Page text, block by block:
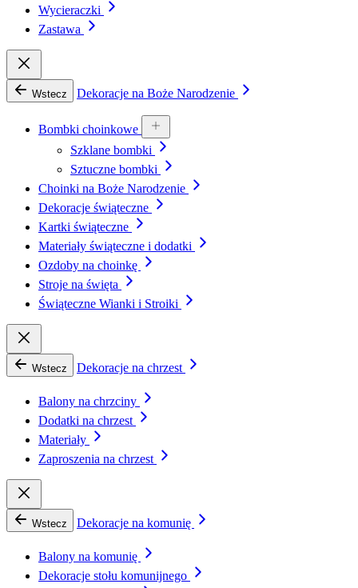
Wycieraczki
Zastawa
Wstecz Dekoracje na Boże Narodzenie
Bombki choinkowe
Szklane bombki
Sztuczne bombki
Choinki na Boże Narodzenie
Dekoracje świąteczne
Kartki świąteczne
Materiały świąteczne i dodatki
Ozdoby na choinkę
Stroje na święta
Świąteczne Wianki i Stroiki
Wstecz Dekoracje na chrzest
Balony na chrzciny
Dodatki na chrzest
Materiały
Zaproszenia na chrzest
Wstecz Dekoracje na komunię
Balony na komunię
Dekoracje stołu komunijnego